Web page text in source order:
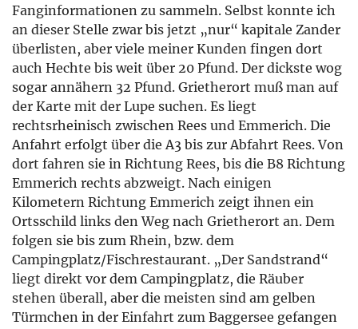
Fanginformationen zu sammeln. Selbst konnte ich
an dieser Stelle zwar bis jetzt „nur“ kapitale Zander
überlisten, aber viele meiner Kunden fingen dort
auch Hechte bis weit über 20 Pfund. Der dickste wog
sogar annähern 32 Pfund. Grietherort muß man auf
der Karte mit der Lupe suchen. Es liegt
rechtsrheinisch zwischen Rees und Emmerich. Die
Anfahrt erfolgt über die A3 bis zur Abfahrt Rees. Von
dort fahren sie in Richtung Rees, bis die B8 Richtung
Emmerich rechts abzweigt. Nach einigen
Kilometern Richtung Emmerich zeigt ihnen ein
Ortsschild links den Weg nach Grietherort an. Dem
folgen sie bis zum Rhein, bzw. dem
Campingplatz/Fischrestaurant. „Der Sandstrand“
liegt direkt vor dem Campingplatz, die Räuber
stehen überall, aber die meisten sind am gelben
Türmchen in der Einfahrt zum Baggersee gefangen